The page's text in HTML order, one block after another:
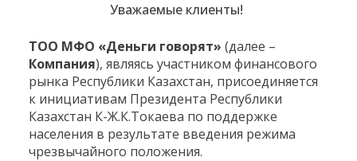
Уважаемые клиенты!
ТОО МФО «Деньги говорят» (далее –
Компания), являясь участником финансового
рынка Республики Казахстан, присоединяется
к инициативам Президента Республики
Казахстан К-Ж.К.Токаева по поддержке
населения в результате введения режима
чрезвычайного положения.